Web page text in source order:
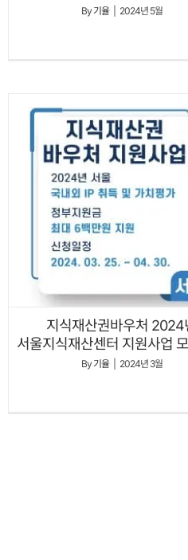
By기율 2024년 5월
지식재산권바우처 2024
서울지식재산센터 지원사업
By기율 2024년 3월